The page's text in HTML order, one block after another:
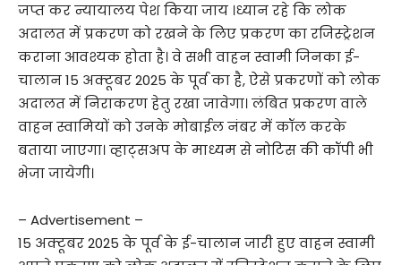
जप्त कर न्यायालय पेश किया जाय ।ध्यान रहे कि लोक
अदालत में प्रकरण को रखने के लिए प्रकरण का रजिस्ट्रेशन
कराना आवश्यक होता है। वे सभी वाहन स्वामी जिनका ई-
चालान 15 अक्टूबर 2025 के पूर्व का है, ऐसे प्रकरणों को लोक
अदालत में निराकरण हेतु रखा जावेगा। लंबित प्रकरण वाले
वाहन स्वामियों को उनके मोबाईल नंबर में कॉल करके
बताया जाएगा। व्हाट्सअप के माध्यम से नोटिस की कॉपी भी
भेजा जायेगी।
– Advertisement –
15 अक्टूबर 2025 के पूर्व के ई-चालान जारी हुए वाहन स्वामी